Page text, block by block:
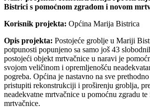
Bistrici s pomoćnom zgradom i novom
Korisnik projekta: Općina Marija Bistrica
Opis projekta: Postojeće groblje u Mariji
potpunosti popunjeno sa samo još 43
postojeći objekt mrtvačnice u naravi je
svojom veličinom i opremljenošću
pogreba. Općina je nastavno na sve
pristupiti rekonstrukciji i proširenju groblja,
neadekvatne mrtvačnice u pomoćnu zgradu
mrtvačnice.